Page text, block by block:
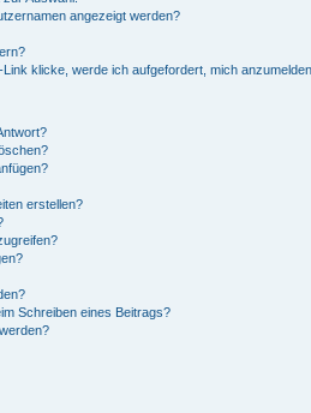
angezeigt werden?
klicke, werde ich aufgefordert, mich anzumelden.
erstellen?
Schreiben eines Beitrags?